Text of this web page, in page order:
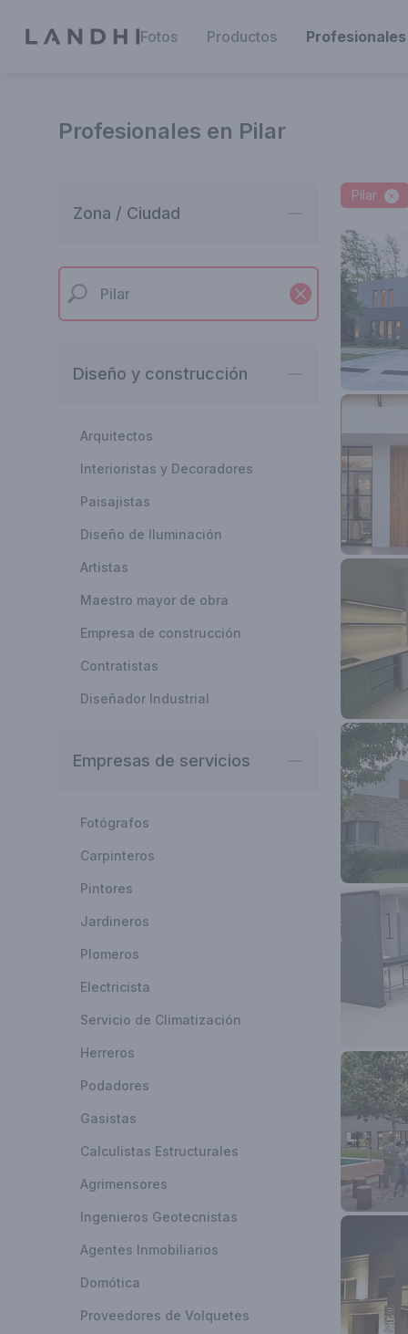
Fotos Productos Profesionales
Profesionales en Pilar
Zona / Ciudad
Diseño y construcción
Arquitectos
Interioristas y Decoradores
Paisajistas
Diseño de Iluminación
Artistas
Maestro mayor de obra
Empresa de construcción
Contratistas
Diseñador Industrial
Empresas de servicios
Fotógrafos
Carpinteros
Pintores
Jardineros
Plomeros
Electricista
Servicio de Climatización
Herreros
Podadores
Gasistas
Calculistas Estructurales
Agrimensores
Ingenieros Geotecnistas
Agentes Inmobiliarios
Domótica
Proveedores de Volquetes
Pilar
Esta
los